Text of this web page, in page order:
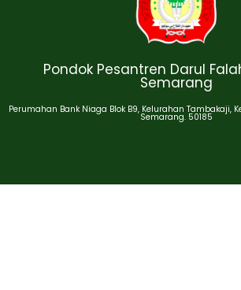
Pondok Pesantren Darul
Semarang
Perumahan Bank Niaga Blok B9, Kelurahan Tambakaji,
Semarang. 50185